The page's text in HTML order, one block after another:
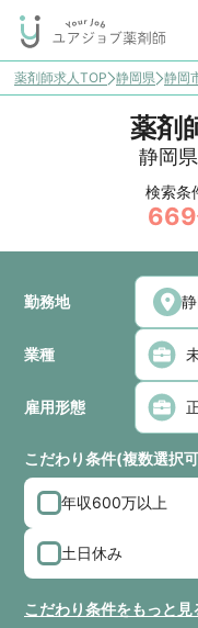
薬剤師求人TOP 静岡県 静岡
薬剤
静岡
検索条
669
勤務地
業種
雇用形態
こだわり条件(複数選択
年収600万以上
土日休み
こだわり条件をもっと見